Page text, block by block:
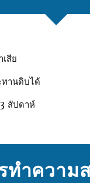
สีย
ทานดิบได้
สัปดาห์
ทําความ